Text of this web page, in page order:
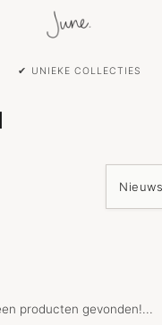
✔ UNIEKE COLLECTIES
producten gevonden!...